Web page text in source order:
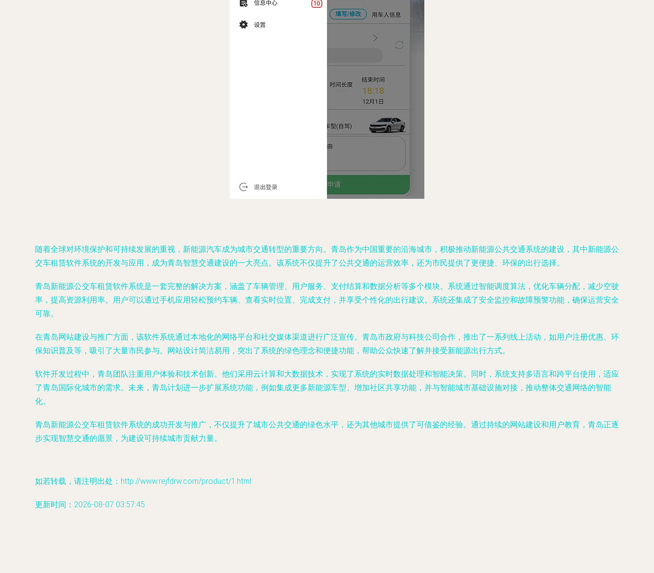
随着全球对环境保护和可持续发展的重视，新能源汽车成为城市交通转型的重要方向。青岛作为中国重要的沿海城市，积极推动新能源公共交通系统的建设，其中新能源公
交车租赁软件系统的开发与应用，成为青岛智慧交通建设的一大亮点。该系统不仅提升了公共交通的运营效率，还为市民提供了更便捷、环保的出行选择。
青岛新能源公交车租赁软件系统是一套完整的解决方案，涵盖了车辆管理、用户服务、支付结算和数据分析等多个模块。系统通过智能调度算法，优化车辆分配，减少空驶
率，提高资源利用率。用户可以通过手机应用轻松预约车辆、查看实时位置、完成支付，并享受个性化的出行建议。系统还集成了安全监控和故障预警功能，确保运营安全
可靠。
在青岛网站建设与推广方面，该软件系统通过本地化的网络平台和社交媒体渠道进行广泛宣传。青岛市政府与科技公司合作，推出了一系列线上活动，如用户注册优惠、环
保知识普及等，吸引了大量市民参与。网站设计简洁易用，突出了系统的绿色理念和便捷功能，帮助公众快速了解并接受新能源出行方式。
软件开发过程中，青岛团队注重用户体验和技术创新。他们采用云计算和大数据技术，实现了系统的实时数据处理和智能决策。同时，系统支持多语言和跨平台使用，适应
了青岛国际化城市的需求。未来，青岛计划进一步扩展系统功能，例如集成更多新能源车型、增加社区共享功能，并与智能城市基础设施对接，推动整体交通网络的智能
化。
青岛新能源公交车租赁软件系统的成功开发与推广，不仅提升了城市公共交通的绿色水平，还为其他城市提供了可借鉴的经验。通过持续的网站建设和用户教育，青岛正逐
步实现智慧交通的愿景，为建设可持续城市贡献力量。
如若转载，请注明出处：http://www.rejfdrw.com/product/1.html
更新时间：2026-08-07 03:57:45